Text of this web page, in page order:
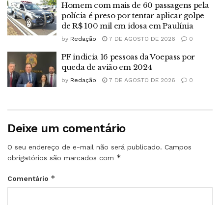
Homem com mais de 60 passagens pela
polícia é preso por tentar aplicar golpe
de R$ 100 mil em idosa em Paulínia
by Redação 7 DE AGOSTO DE 2026 0
PF indicia 16 pessoas da Voepass por
queda de avião em 2024
by Redação 7 DE AGOSTO DE 2026 0
Deixe um comentário
O seu endereço de e-mail não será publicado. Campos
obrigatórios são marcados com *
Comentário *